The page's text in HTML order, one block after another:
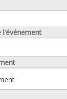
l'événement